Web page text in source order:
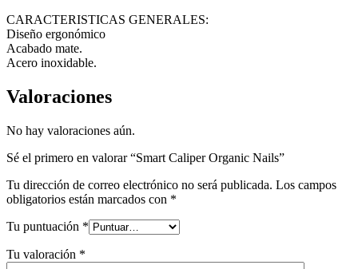
CARACTERISTICAS GENERALES:
Diseño ergonómico
Acabado mate.
Acero inoxidable.
Valoraciones
No hay valoraciones aún.
Sé el primero en valorar “Smart Caliper Organic Nails”
Tu dirección de correo electrónico no será publicada. Los campos
obligatorios están marcados con *
Tu puntuación *
Tu valoración *